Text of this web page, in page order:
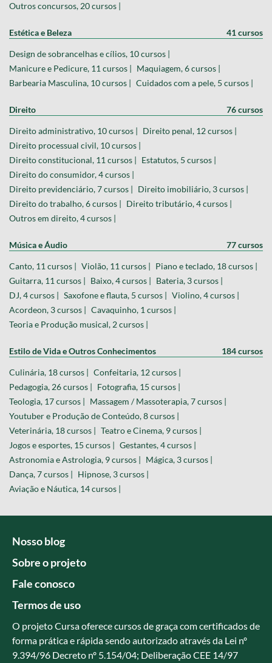
Outros concursos, 20 cursos |
Estética e Beleza 41 cursos
Design de sobrancelhas e cílios, 10 cursos |
Manicure e Pedicure, 11 cursos | Maquiagem, 6 cursos |
Barbearia Masculina, 10 cursos | Cuidados com a pele, 5 cursos |
Direito 76 cursos
Direito administrativo, 10 cursos | Direito penal, 12 cursos |
Direito processual civil, 10 cursos |
Direito constitucional, 11 cursos | Estatutos, 5 cursos |
Direito do consumidor, 4 cursos |
Direito previdenciário, 7 cursos | Direito imobiliário, 3 cursos |
Direito do trabalho, 6 cursos | Direito tributário, 4 cursos |
Outros em direito, 4 cursos |
Música e Áudio 77 cursos
Canto, 11 cursos | Violão, 11 cursos | Piano e teclado, 18 cursos |
Guitarra, 11 cursos | Baixo, 4 cursos | Bateria, 3 cursos |
DJ, 4 cursos | Saxofone e flauta, 5 cursos | Violino, 4 cursos |
Acordeon, 3 cursos | Cavaquinho, 1 cursos |
Teoria e Produção musical, 2 cursos |
Estilo de Vida e Outros Conhecimentos 184 cursos
Culinária, 18 cursos | Confeitaria, 12 cursos |
Pedagogia, 26 cursos | Fotografia, 15 cursos |
Teologia, 17 cursos | Massagem / Massoterapia, 7 cursos |
Youtuber e Produção de Conteúdo, 8 cursos |
Veterinária, 18 cursos | Teatro e Cinema, 9 cursos |
Jogos e esportes, 15 cursos | Gestantes, 4 cursos |
Astronomia e Astrologia, 9 cursos | Mágica, 3 cursos |
Dança, 7 cursos | Hipnose, 3 cursos |
Aviação e Náutica, 14 cursos |
Nosso blog
Sobre o projeto
Fale conosco
Termos de uso
O projeto Cursa oferece cursos de graça com certificados de
forma prática e rápida sendo autorizado através da Lei nº
9.394/96 Decreto nº 5.154/04; Deliberação CEE 14/97